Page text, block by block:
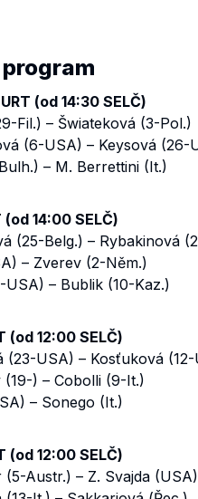
(od 14:30 SELČ)
Fil.) – Šwiateková (3-Pol.)
(6-USA) – Keysová (26-
– M. Berrettini (It.)
(od 14:00 SELČ)
(25-Belg.) – Rybakinová
– Zverev (2-Něm.)
USA) – Bublik (10-Kaz.)
(od 12:00 SELČ)
(23-USA) – Kosťuková (12-
(19-) – Cobolli (9-It.)
– Sonego (It.)
(od 12:00 SELČ)
(5-Austr.) – Z. Svajda (USA)